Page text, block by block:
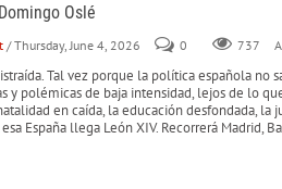
Oslé
/ Thursday, June 4, 2026 0 737
Tal vez porque la política española no
y polémicas de baja intensidad, lejos de lo
en caída, la educación desfondada,
España llega León XIV. Recorrerá Madrid,